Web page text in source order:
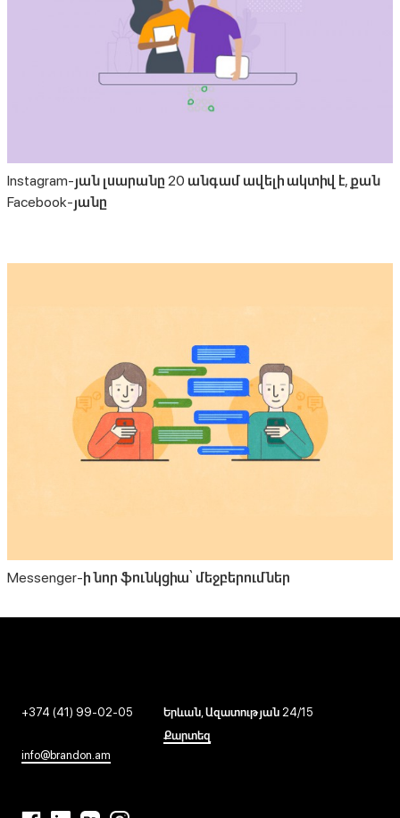
Instagram-յան լսարանը 20 անգամ ավելի ակտիվ է, քան
Facebook-յանը
Messenger-ի նոր ֆունկցիա՝ մեջբերումներ
+374 (41) 99-02-05
info@brandon.am
Երևան, Ազատության 24/15
Քարտեզ